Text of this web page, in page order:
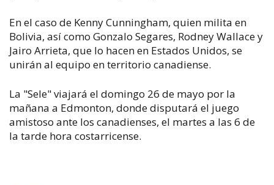
En el caso de Kenny Cunningham, quien milita en
Bolivia, así como Gonzalo Segares, Rodney Wallace y
Jairo Arrieta, que lo hacen en Estados Unidos, se
unirán al equipo en territorio canadiense.
La "Sele" viajará el domingo 26 de mayo por la
mañana a Edmonton, donde disputará el juego
amistoso ante los canadienses, el martes a las 6 de
la tarde hora costarricense.